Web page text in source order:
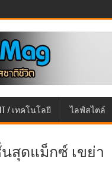
IT / เทคโนโลยี ไลฟ์สไตล์
นสุดแม็กซ์ เขย่า